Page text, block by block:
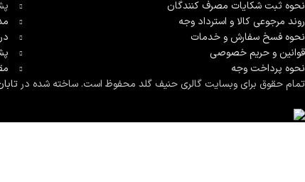
نحوه ثبت شكايات مصرف كنندگان
روند مرجوعی کالا و استرداد وجه
نحوه فسخ سفارش و خدمات
قوانین و حریم خصوصی
نحوه پرداخت وجه
تمام حقوق برای وبسایت گالری حنیف گلد محفوظ است. ساخته شده در